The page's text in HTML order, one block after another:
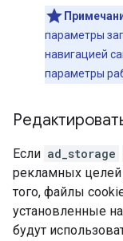
параметры
навигацией
параметры
Если ad_storage
рекламных целей
того, файлы
установленные
будут